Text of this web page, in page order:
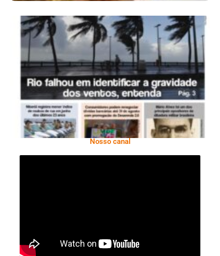
Ano X – Número 366 01 A 07 De Agosto De
2026
Nosso canal